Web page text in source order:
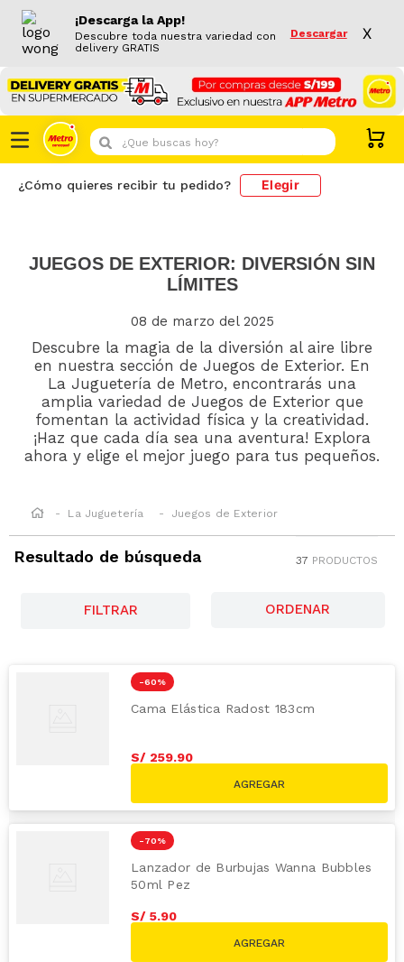
¡Descarga la App!
Descubre toda nuestra variedad con
delivery GRATIS
Descargar X
¿Que buscas hoy?
¿Cómo quieres recibir tu pedido? Elegir
JUEGOS DE EXTERIOR: DIVERSIÓN SIN
LÍMITES
08 de marzo del 2025
Descubre la magia de la diversión al aire libre
en nuestra sección de Juegos de Exterior. En
La Juguetería de Metro, encontrarás una
amplia variedad de Juegos de Exterior que
fomentan la actividad física y la creatividad.
¡Haz que cada día sea una aventura! Explora
ahora y elige el mejor juego para tus pequeños.
La Juguetería Juegos de Exterior
Resultado de búsqueda 37 PRODUCTOS
FILTRAR
-60 %
Cama Elástica Radost 183cm
S/ 259.90
-70 %
Lanzador de Burbujas Wanna Bubbles
50ml Pez
S/ 5.90